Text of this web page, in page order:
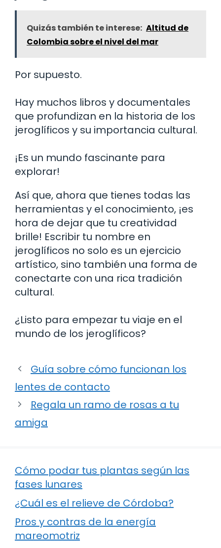
Quizás también te interese: Altitud de
Colombia sobre el nivel del mar
Por supuesto.
Hay muchos libros y documentales
que profundizan en la historia de los
jeroglíficos y su importancia cultural.
¡Es un mundo fascinante para
explorar!
Así que, ahora que tienes todas las
herramientas y el conocimiento, ¡es
hora de dejar que tu creatividad
brille! Escribir tu nombre en
jeroglíficos no solo es un ejercicio
artístico, sino también una forma de
conectarte con una rica tradición
cultural.
¿Listo para empezar tu viaje en el
mundo de los jeroglíficos?
Guía sobre cómo funcionan los
lentes de contacto
Regala un ramo de rosas a tu
amiga
Cómo podar tus plantas según las
fases lunares
¿Cuál es el relieve de Córdoba?
Pros y contras de la energía
mareomotriz